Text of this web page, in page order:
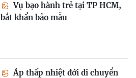
Vụ bạo hành trẻ tại TP HCM,
bắt khẩn bảo mẫu
Áp thấp nhiệt đới di chuyển